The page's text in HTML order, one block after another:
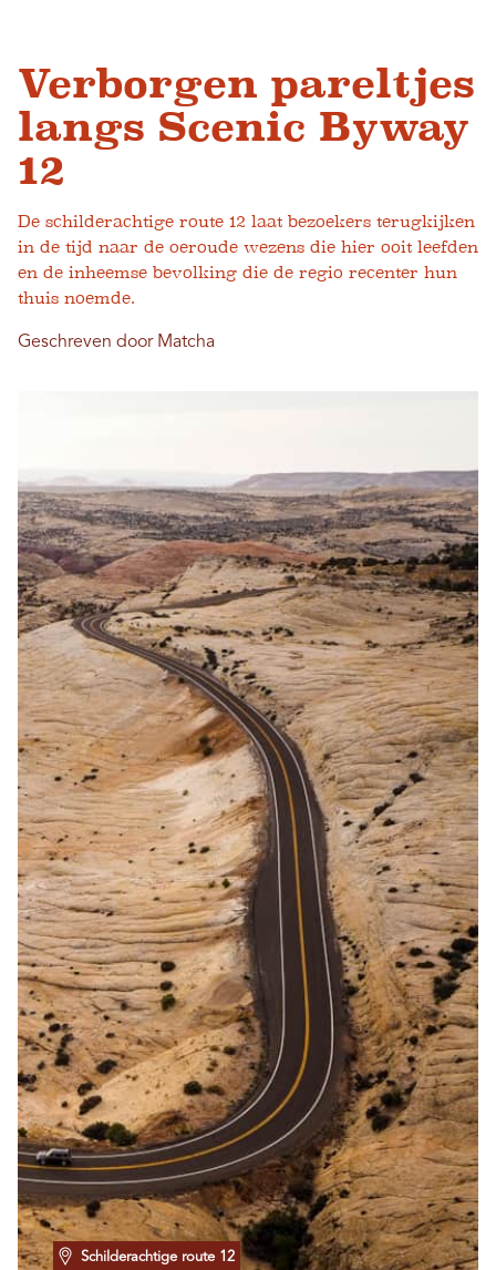
Verborgen pareltjes
langs Scenic Byway
12
De schilderachtige route 12 laat bezoekers terugkijken
in de tijd naar de oeroude wezens die hier ooit leefden
en de inheemse bevolking die de regio recenter hun
thuis noemde.
Geschreven door Matcha
Schilderachtige route 12